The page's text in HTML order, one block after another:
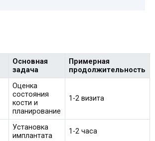
Основная
задача
Примерная
продолжительность
Оценка
состояния
кости и
планирование
1-2 визита
Установка
имплантата
1-2 часа